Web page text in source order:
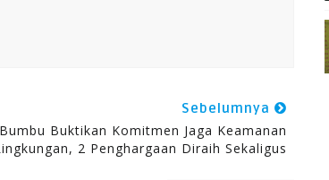
Sebelumnya
Buktikan Komitmen Jaga Keamanan
2 Penghargaan Diraih Sekaligus